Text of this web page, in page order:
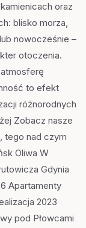
oraz
blisko morza,
nowocześnie –
otoczenia.
to efekt
różnorodnych
Zobacz nasze
tego nad czym
Oliwa W
Gdynia
Apartamenty
2023
pod Płowcami